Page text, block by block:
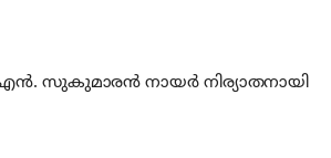
സുകുമാരന്‍ നായര്‍ നിര്യാതനായി